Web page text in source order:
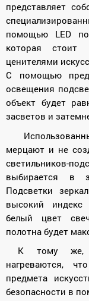
представляет
помощью LED
которая стоит
ценителями
С помощью
освещения
объект будет
засветов и
мерцают и не
светильников-
выбирается в
Подсветки
высокий индекс
белый цвет
полотна будет
К тому же,
нагреваются,
предмета
безопасности в